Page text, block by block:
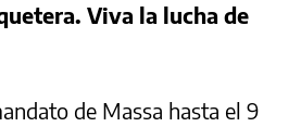
Viva la lucha de
de Massa hasta el 9